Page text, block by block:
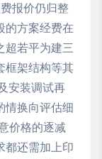
报价仍归整
的方案经费在
超若平为建三
框架结构等其
安装调试再
情换向评估细
价格的逐减
都还需加上印